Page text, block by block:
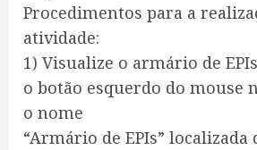
Procedimentos para a
atividade:
1) Visualize o armário de
o botão esquerdo do mouse
o nome
“Armário de EPIs” localizada